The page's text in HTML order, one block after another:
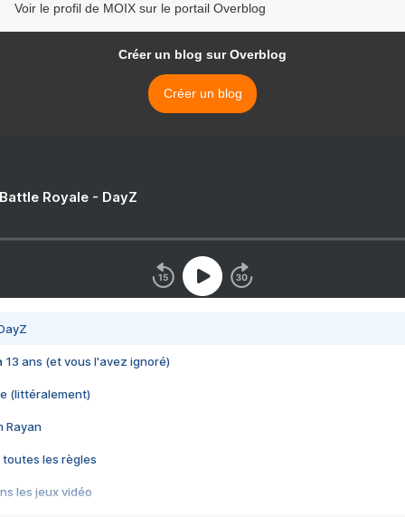
Voir le profil de MOIX sur le portail Overblog
Créer un blog sur Overblog
Créer un blog
Royale - DayZ
13 ans (et vous l'avez ignoré)
(littéralement)
Rayan
toutes les règles
les jeux vidéo